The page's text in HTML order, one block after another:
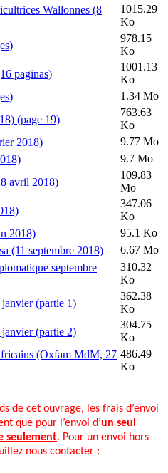
Wallonnes (8
1015.29
Ko
978.15
Ko
paginas)
1001.13
Ko
1.34 Mo
(page 19)
763.63
Ko
2018)
9.77 Mo
9.7 Mo
avril 2018)
109.83
Mo
347.06
Ko
2018)
95.1 Ko
(11 septembre 2018)
6.67 Mo
septembre
310.32
Ko
(partie 1)
362.38
Ko
(partie 2)
304.75
Ko
(Oxfam MdM, 27 486.49
Ko
de cet ouvrage, les frais d’envoi
que pour l’envoi d’un seul
seulement. Pour un envoi hors
nous contacter :